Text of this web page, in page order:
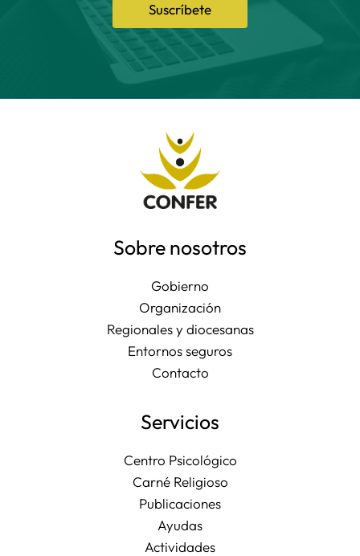
Suscríbete
Sobre nosotros
Gobierno
Organización
Regionales y diocesanas
Entornos seguros
Contacto
Servicios
Centro Psicológico
Carné Religioso
Publicaciones
Ayudas
Actividades